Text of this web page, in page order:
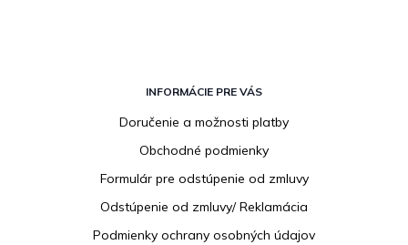
INFORMÁCIE PRE VÁS
Doručenie a možnosti platby
Obchodné podmienky
Formulár pre odstúpenie od zmluvy
Odstúpenie od zmluvy/ Reklamácia
Podmienky ochrany osobných údajov